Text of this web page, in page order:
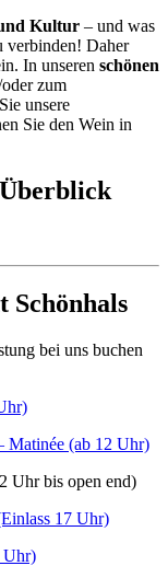
Kultur – und was
verbinden! Daher
In unseren schönen
zum
unsere
Sie den Wein in
Schönhals
bei uns buchen
Matinée (ab 12 Uhr)
Uhr bis open end)
17 Uhr)
Uhr)